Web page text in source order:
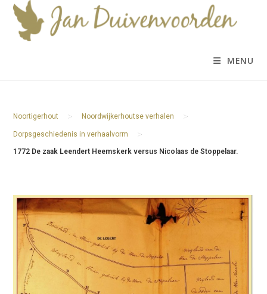
inhoud
MENU
Noortigerhout > Noordwijkerhoutse verhalen >
Dorpsgeschiedenis in verhaalvorm >
1772 De zaak Leendert Heemskerk versus Nicolaas de Stoppelaar.